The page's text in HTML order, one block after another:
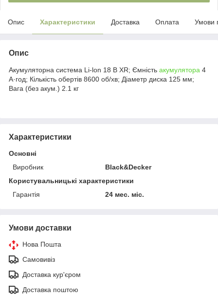
Опис Характеристики Доставка Оплата Умови
Опис
Акумуляторна система Li-lon 18 B XR; Ємність акумулятора 4
А·год; Кількість обертів 8600 об/хв; Діаметр диска 125 мм;
Вага (без акум.) 2.1 кг
Характеристики
Основні
Виробник
Black&Decker
Користувальницькі характеристики
Гарантія
24 мес. міс.
Умови доставки
Нова Пошта
Самовивіз
Доставка кур'єром
Доставка поштою